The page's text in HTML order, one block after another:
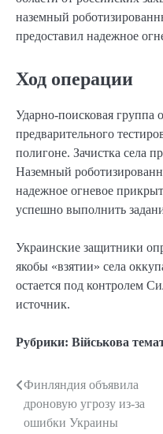
наземный
предоставил надежное
Ход операции
Ударно-поисковая группа
предварительного
полигоне. Зачистка села
Наземный
надежное огневое
успешно выполнить
Украинские защитники
якобы «взятии» села
остается под контролем
источник.
Рубрики: Військова
Навигация
по
Финляндия объявила
дроновую угрозу из-за
ошибки Украины